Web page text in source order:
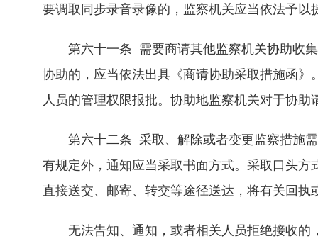
要调取同步录音录像的，监察机关应当依法予以
第六十一条 需要商请其他监察机关协助收集
协助的，应当依法出具《商请协助采取措施函
人员的管理权限报批。协助地监察机关对于协
第六十二条 采取、解除或者变更监察措施需
有规定外，通知应当采取书面方式。采取口头
直接送交、邮寄、转交等途径送达，将有关回执
无法告知、通知，或者相关人员拒绝接收的